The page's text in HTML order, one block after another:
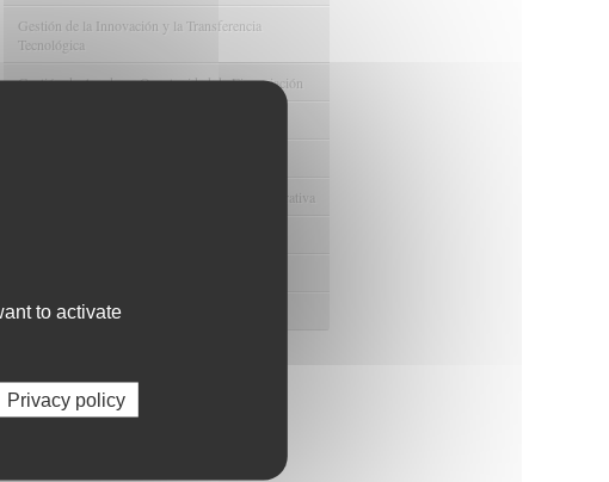
Gestión de la Innovación y la Transferencia
Tecnológica
Gestión de Ayudas y Oportunidad de Financiación
Asesoramiento y Gestión Económica-Administrativa
Calidad y Gestión del conocimiento
to activate
Privacy policy